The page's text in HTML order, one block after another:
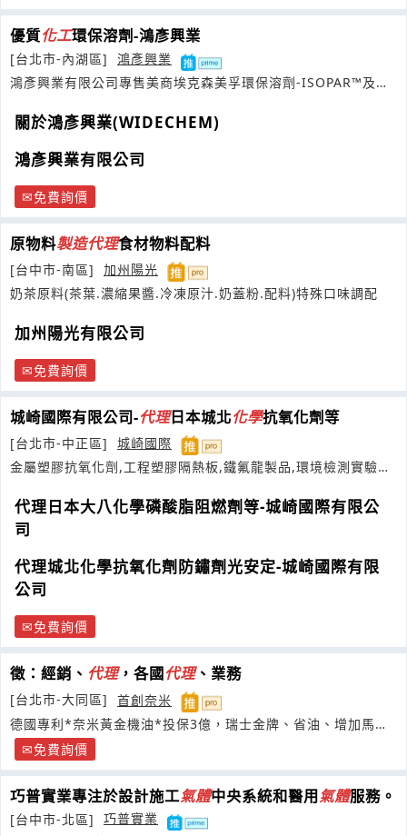
優質化工環保溶劑-鴻彥興業
[台北市-內湖區]
鴻彥興業
鴻彥興業有限公司專售美商埃克森美孚環保溶劑-ISOPAR™及
關於鴻彥興業(WIDECHEM)
鴻彥興業有限公司
免費詢價
原物料製造代理食材物料配料
[台中市-南區]
加州陽光
奶茶原料(茶葉.濃縮果醬.冷凍原汁.奶蓋粉.配料)特殊口味調配
加州陽光有限公司
免費詢價
城崎國際有限公司-代理日本城北化學抗氧化劑等
[台北市-中正區]
城崎國際
金屬塑膠抗氧化劑,工程塑膠隔熱板,鐵氟龍製品,環境檢測實驗室
代理日本大八化學磷酸脂阻燃劑等-城崎國際有限公
司
代理城北化學抗氧化劑防鏽劑光安定-城崎國際有限
公司
免費詢價
徵：經銷、 代理，各國代理、業務
[台北市-大同區]
首創奈米
德國專利*奈米黃金機油*投保3億，瑞士金牌、省油、增加馬
力、扭力
免費詢價
巧普實業專注於設計施工氣體中央系統和醫用氣體服務。
[台中市-北區]
巧普實業